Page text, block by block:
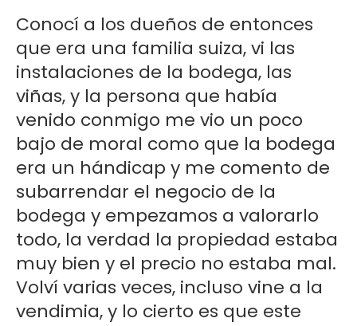
Conocí a los dueños de entonces
que era una familia suiza, vi las
instalaciones de la bodega, las
viñas, y la persona que había
venido conmigo me vio un poco
bajo de moral como que la bodega
era un hándicap y me comento de
subarrendar el negocio de la
bodega y empezamos a valorarlo
todo, la verdad la propiedad estaba
muy bien y el precio no estaba mal.
Volví varias veces, incluso vine a la
vendimia, y lo cierto es que este